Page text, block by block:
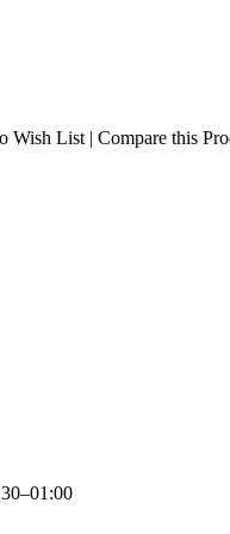
Wish List | Compare this